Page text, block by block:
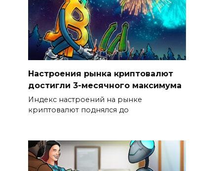
Настроения рынка криптовалют
достигли 3-месячного максимума
Индекс настроений на рынке
криптовалют поднялся до